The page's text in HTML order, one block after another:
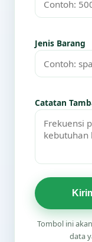
Jenis Barang
Catatan
Tombol ini
data